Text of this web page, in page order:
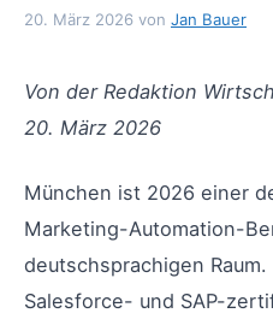
20. März 2026 von Jan Bauer
Von der Redaktion
20. März 2026
München ist 2026 einer
Marketing-Automation-
deutschsprachigen
Salesforce- und SAP-